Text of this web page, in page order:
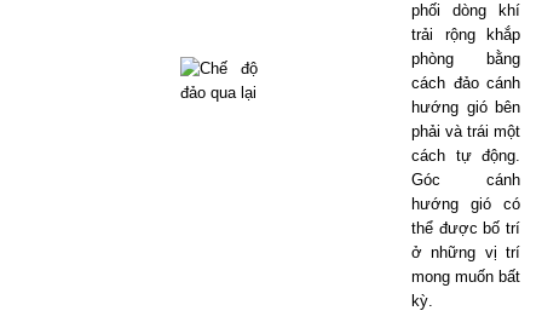
phối dòng khí
trải rộng khắp
phòng bằng
cách đảo cánh
hướng gió bên
phải và trái một
cách tự động.
Góc cánh
hướng gió có
thể được bố trí
ở những vị trí
mong muốn bất
kỳ.